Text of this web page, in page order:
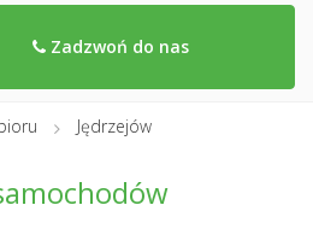
Zadzwoń do nas
Jędrzejów